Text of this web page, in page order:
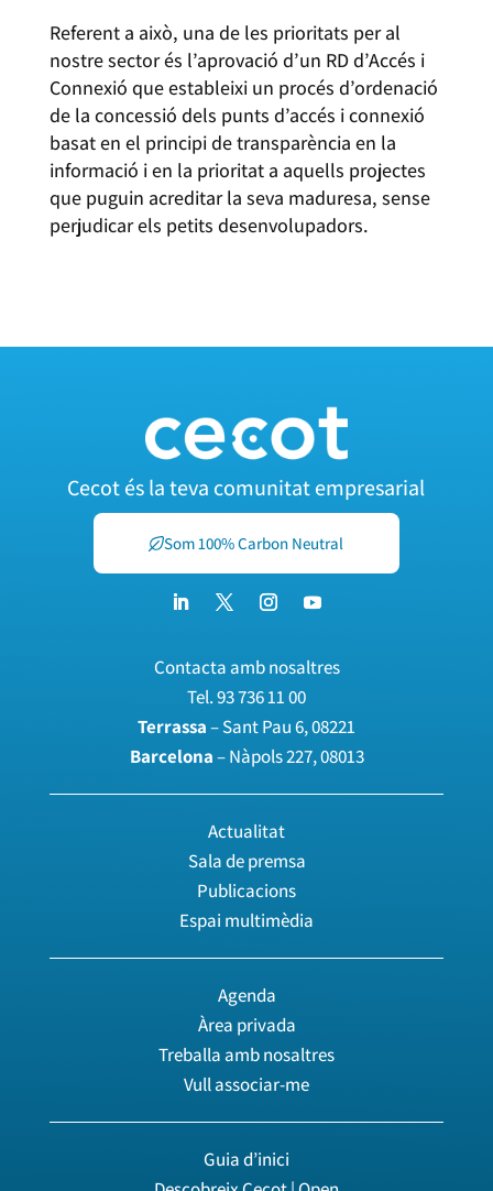
Referent a això, una de les prioritats per al
nostre sector és l’aprovació d’un RD d’Accés i
Connexió que estableixi un procés d’ordenació
de la concessió dels punts d’accés i connexió
basat en el principi de transparència en la
informació i en la prioritat a aquells projectes
que puguin acreditar la seva maduresa, sense
perjudicar els petits desenvolupadors.
Cecot és la teva comunitat empresarial
Som 100% Carbon Neutral
Contacta amb nosaltres
Tel.93 736 11 00
Terrassa– Sant Pau 6, 08221
Barcelona– Nàpols 227, 08013
Actualitat
Sala de premsa
Publicacions
Espai multimèdia
Agenda
Àrea privada
Treballa amb nosaltres
Vull associar-me
Guia d’inici